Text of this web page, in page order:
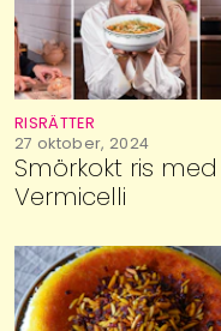
Smörkokt ris med
Vermicelli
RISRÄTTER
27 oktober, 2024